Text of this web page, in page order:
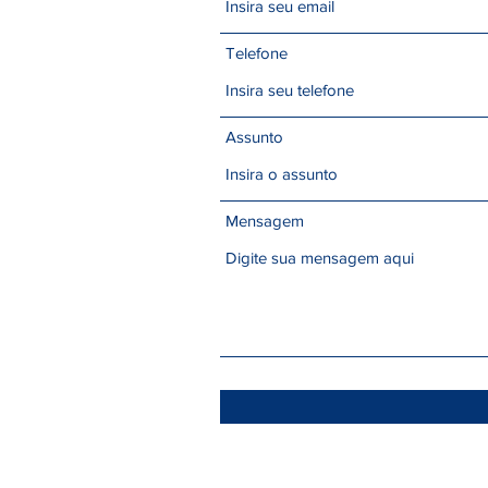
Telefone
Assunto
Mensagem